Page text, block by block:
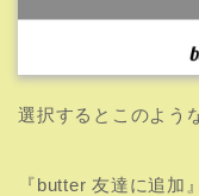
選択するとこのよう
『butter 友達に追加